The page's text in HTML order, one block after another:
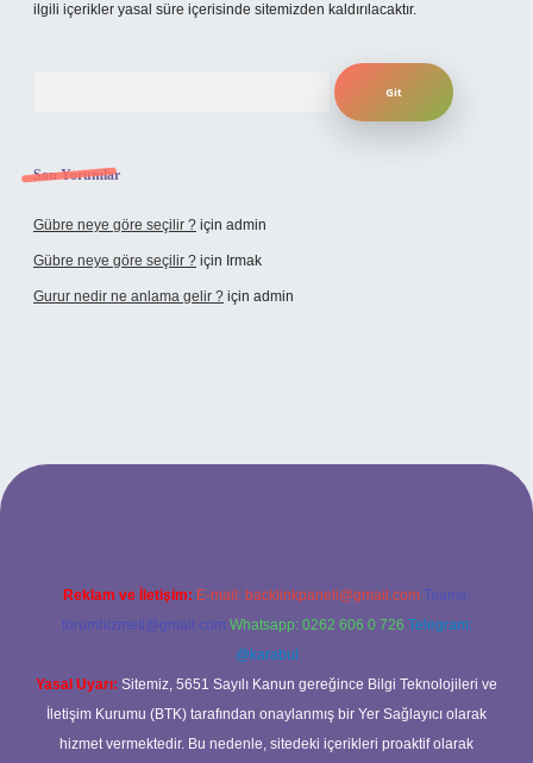
ilgili içerikler yasal süre içerisinde sitemizden kaldırılacaktır.
Son Yorumlar
Gübre neye göre seçilir ? için admin
Gübre neye göre seçilir ? için Irmak
Gurur nedir ne anlama gelir ? için admin
yeni giriş adresi
Reklam ve İletişim: E-mail: backlinkpaneli@gmail.com Teams:
forumhizmeti@gmail.com Whatsapp: 0262 606 0 726 Telegram:
@karabul
Yasal Uyarı: Sitemiz, 5651 Sayılı Kanun gereğince Bilgi Teknolojileri ve
İletişim Kurumu (BTK) tarafından onaylanmış bir Yer Sağlayıcı olarak
hizmet vermektedir. Bu nedenle, sitedeki içerikleri proaktif olarak